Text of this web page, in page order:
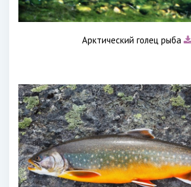
Арктический голец рыба